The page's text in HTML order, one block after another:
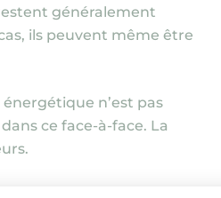
généralement
ils peuvent même être
n’est pas
ce face-à-face. La